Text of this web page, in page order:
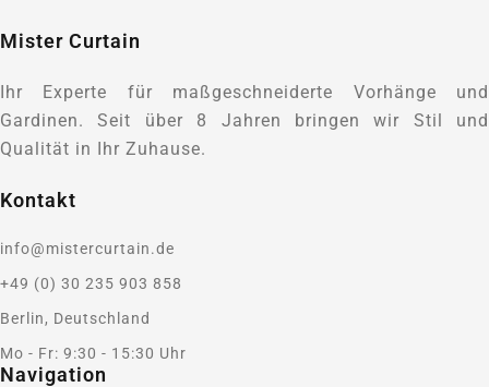
Mister Curtain
Ihr Experte für maßgeschneiderte Vorhänge und
Gardinen. Seit über 8 Jahren bringen wir Stil und
Qualität in Ihr Zuhause.
Kontakt
info@mistercurtain.de
+49 (0) 30 235 903 858
Berlin, Deutschland
Mo - Fr: 9:30 - 15:30 Uhr
Navigation